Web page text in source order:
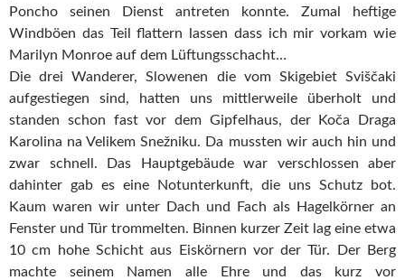
Poncho seinen Dienst antreten konnte. Zumal heftige
Windböen das Teil flattern lassen dass ich mir vorkam wie
Marilyn Monroe auf dem Lüftungsschacht…
Die drei Wanderer, Slowenen die vom Skigebiet Sviščaki
aufgestiegen sind, hatten uns mittlerweile überholt und
standen schon fast vor dem Gipfelhaus, der Koča Draga
Karolina na Velikem Snežniku. Da mussten wir auch hin und
zwar schnell. Das Hauptgebäude war verschlossen aber
dahinter gab es eine Notunterkunft, die uns Schutz bot.
Kaum waren wir unter Dach und Fach als Hagelkörner an
Fenster und Tür trommelten. Binnen kurzer Zeit lag eine etwa
10 cm hohe Schicht aus Eiskörnern vor der Tür. Der Berg
machte seinem Namen alle Ehre und das kurz vor